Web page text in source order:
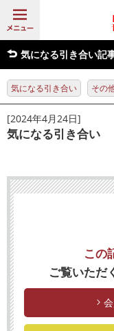
気になる引き合い記
気になる引き合い その
[2024年4月24日]
気になる引き合い
この
ご覧いただ